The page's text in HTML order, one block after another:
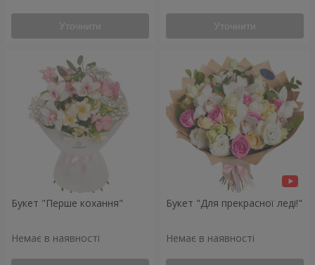
Уточнити Уточнити
Букет "Перше кохання"
Немає в наявності
Букет "Для прекрасної леді!"
Немає в наявності